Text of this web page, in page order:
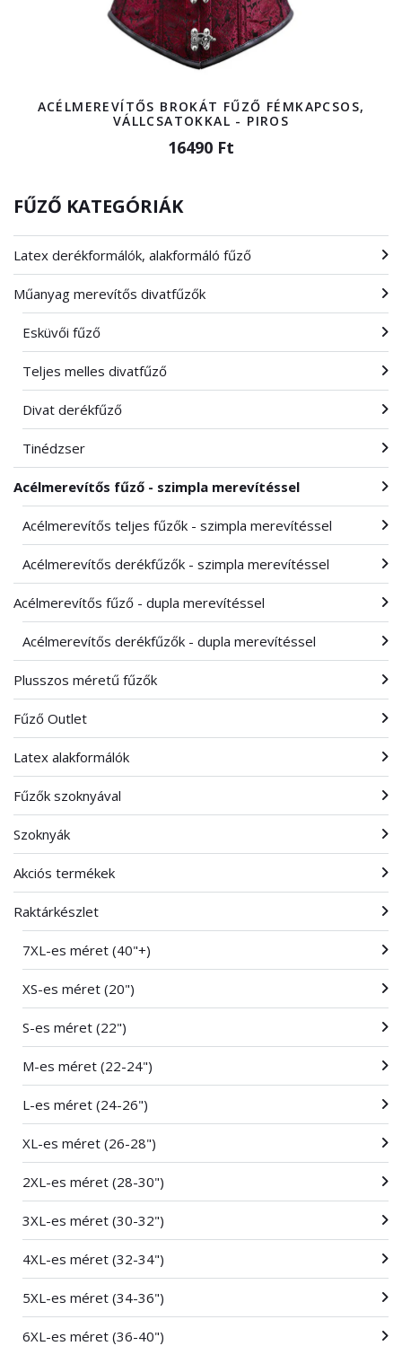
FŰZŐ KATEGÓRIÁK
Latex derékformálók, alakformáló fűző
Műanyag merevítős divatfűzők
Esküvői fűző
Teljes melles divatfűző
Divat derékfűző
Tinédzser
Acélmerevítős fűző - szimpla merevítéssel
Acélmerevítős teljes fűzők - szimpla merevítéssel
Acélmerevítős derékfűzők - szimpla merevítéssel
Acélmerevítős fűző - dupla merevítéssel
Acélmerevítős derékfűzők - dupla merevítéssel
Plusszos méretű fűzők
Fűző Outlet
Latex alakformálók
Fűzők szoknyával
Szoknyák
Akciós termékek
Raktárkészlet
7XL-es méret (40"+)
XS-es méret (20")
S-es méret (22")
M-es méret (22-24")
L-es méret (24-26")
XL-es méret (26-28")
2XL-es méret (28-30")
3XL-es méret (30-32")
4XL-es méret (32-34")
5XL-es méret (34-36")
6XL-es méret (36-40")
ACÉLMEREVÍTŐS BROKÁT FŰZŐ FÉMKAPCSOS,
VÁLLCSATOKKAL - PIROS
16490 Ft